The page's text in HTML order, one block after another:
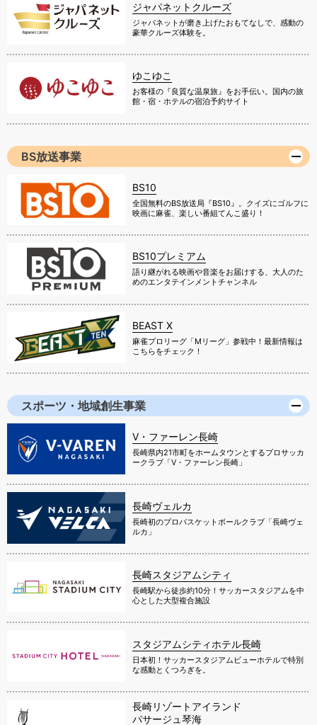
ジャパネットクルーズ
ジャパネットが磨き上げたおもてなしで、感動の
豪華クルーズ体験を。
ゆこゆこ
お客様の『良質な温泉旅』をお手伝い。国内の旅
館・宿・ホテルの宿泊予約サイト
BS放送事業
BS10
全国無料のBS放送局『BS10』。クイズにゴルフに
映画に麻雀、楽しい番組てんこ盛り！
BS10プレミアム
語り継がれる映画や音楽をお届けする、大人のた
めのエンタテインメントチャンネル
BEAST X
麻雀プロリーグ「Mリーグ」参戦中！最新情報は
こちらをチェック！
スポーツ・地域創生事業
V・ファーレン長崎
長崎県内21市町をホームタウンとするプロサッカ
ークラブ「V・ファーレン長崎」
長崎ヴェルカ
長崎初のプロバスケットボールクラブ「長崎ヴェ
ルカ」
長崎スタジアムシティ
長崎駅から徒歩約10分！サッカースタジアムを中
心とした大型複合施設
スタジアムシティホテル長崎
日本初！サッカースタジアムビューホテルで特別
な感動とくつろぎを。
長崎リゾートアイランド
パサージュ琴海